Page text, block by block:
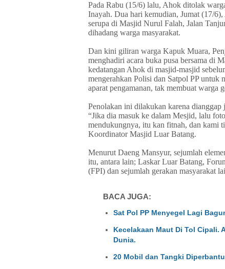
Pada Rabu (15/6) lalu, Ahok ditolak
Inayah. Dua hari kemudian, Jumat (17/
serupa di Masjid Nurul Falah, Jalan
dihadang warga masyarakat.
Dan kini giliran warga Kapuk Muara,
menghadiri acara buka pusa bersama di
kedatangan Ahok di masjid-masjid
mengerahkan Polisi dan Satpol PP untuk
aparat pengamanan, tak membuat warga
Penolakan ini dilakukan karena
“Jika dia masuk ke dalam Mesjid, lalu
mendukungnya, itu kan fitnah, dan kami
Koordinator Masjid Luar Batang.
Menurut Daeng Mansyur, sejumlah
itu, antara lain; Laskar Luar Batang,
(FPI) dan sejumlah gerakan masyarakat
BACA JUGA:
Sat Pol PP Menyegel Lagi
Kecelakaan Maut Di Tol Cipali.
Dunia.
20 Mobil dan Tangki